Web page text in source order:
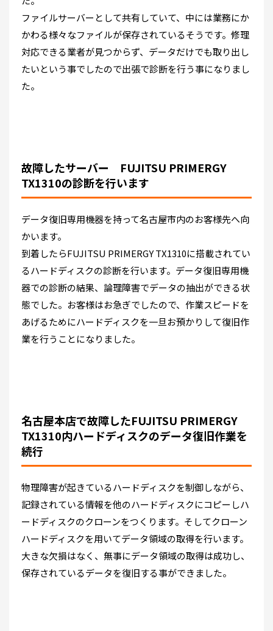
ファイルサーバーとして共有していて、中には業務にか
かわる様々なファイルが保存されているそうです。修理
対応できる業者が見つからず、データだけでも取り出し
たいという事でしたので出張で診断を行う事になりまし
た。
故障したサーバー FUJITSU PRIMERGY
TX1310の診断を行います
データ復旧専用機器を持って名古屋市内のお客様先へ向
かいます。
到着したらFUJITSU PRIMERGY TX1310に搭載されてい
るハードディスクの診断を行います。データ復旧専用機
器での診断の結果、論理障害でデータの抽出ができる状
態でした。お客様はお急ぎでしたので、作業スピードを
あげるためにハードディスクを一旦お預かりして復旧作
業を行うことになりました。
名古屋本店で故障したFUJITSU PRIMERGY
TX1310内ハードディスクのデータ復旧作業を
続行
物理障害が起きているハードディスクを制御しながら、
記録されている情報を他のハードディスクにコピーしハ
ードディスクのクローンをつくります。そしてクローン
ハードディスクを用いてデータ領域の取得を行います。
大きな欠損はなく、無事にデータ領域の取得は成功し、
保存されているデータを復旧する事ができました。